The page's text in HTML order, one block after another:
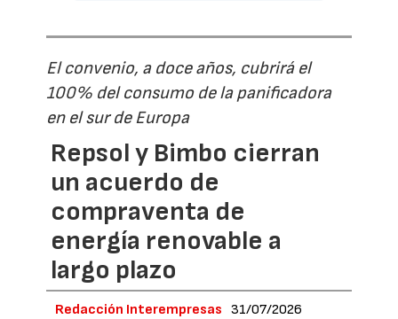
El convenio, a doce años, cubrirá el
100% del consumo de la panificadora
en el sur de Europa
Repsol y Bimbo cierran
un acuerdo de
compraventa de
energía renovable a
largo plazo
Redacción Interempresas 31/07/2026